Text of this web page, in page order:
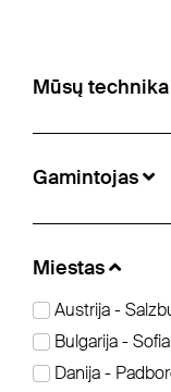
Mūsų technika
Gamintojas
Miestas
Austrija -
Bulgarija - Sofia
Danija -
Mūsų
Miestas:Arad
Užuolaidinės (7)
Filter